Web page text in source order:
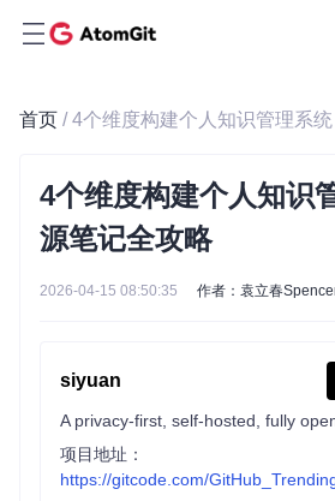
首页 / 4个维度构建个人知识管理系
4个维度构建个人知识
源笔记全攻略
2026-04-15 08:50:35 作者：袁立春
siyuan
项目地址：
https://gitcode.com/